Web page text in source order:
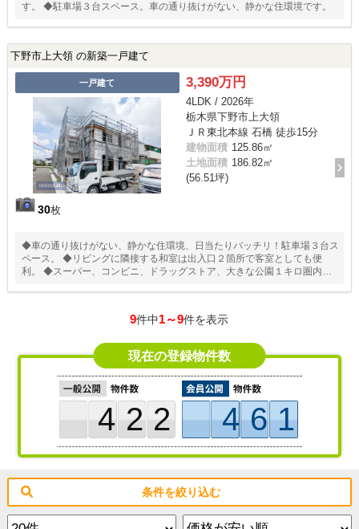
す。 ◆駐車場３台スペース。車の通り抜けがない、静かな住環境です。
下野市上大領 の新築一戸建て
一戸建て
30枚
3,390万円
4LDK / 2026年
栃木県下野市上大領
ＪＲ東北本線 石橋 徒歩15分
建物面積 125.86㎡
土地面積 186.82㎡
(56.51坪)
◆車の通り抜けがない、静かな住環境、日当たりバッチリ！駐車場３台ス
ペース。 ◆リビングに隣接する和室は出入口２箇所で客室としても便
利。 ◆スーパー、コンビニ、ドラッグストア、大きな公園１キロ圏内で
9件中1～9件を表示
現在の登録物件数
422 461
条件を絞り込む